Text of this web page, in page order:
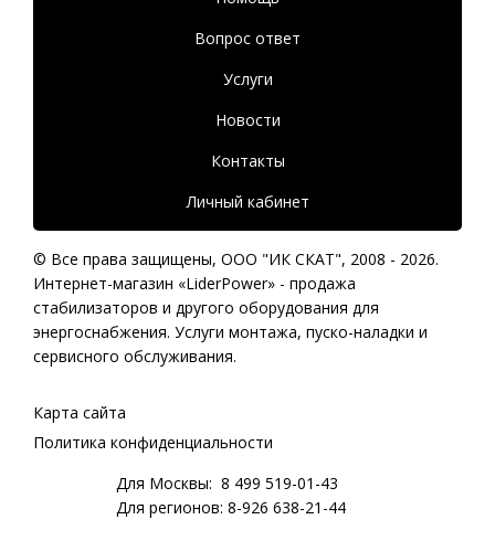
Вопрос ответ
Услуги
Новости
Контакты
Личный кабинет
© Все права защищены, ООО "ИК СКАТ", 2008 - 2026.
Интернет-магазин «LiderPower» - продажа
стабилизаторов и другого оборудования для
энергоснабжения. Услуги монтажа, пуско-наладки и
сервисного обслуживания.
Карта сайта
Политика конфиденциальности
Для Москвы: 8 499 519-01-43
Для регионов: 8-926 638-21-44